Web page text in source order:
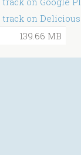
139.66 MB